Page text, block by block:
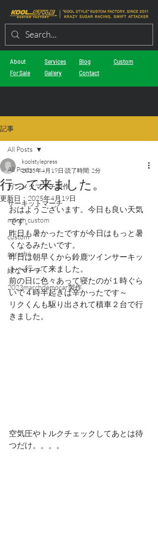
About
For Sale
Services
Gallery
Blog
Contact
Custom
記事
All Posts
ガンメタマーチ製作
サーキットマーチ
march custom
custom
porsche
緑なマーチ
2023marchdemocar製作
All Posts
行って来ました。
koolstylepress
2025年4月19日 読了時間: 2分
更新日： 2025年4月19日
おはようございます。今日も良い天気
です。
昨日も暑かったですが今日はもっと暑
くなるみたいです。
昨日は朝早くから鈴鹿ツインサーキッ
トへ行って来ました。
前の日に色々あって寝たのが１時ぐら
いで４時半起きは辛かったです～
リクくんも駆り出されて積車２台で行
きました。
空気圧やトルクチェックしてあとは待
つだけ。。。。